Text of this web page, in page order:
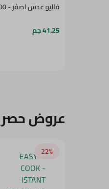
فاليو عدس اصفر - 500جم
41.25 جم
عروض
22‎%‎